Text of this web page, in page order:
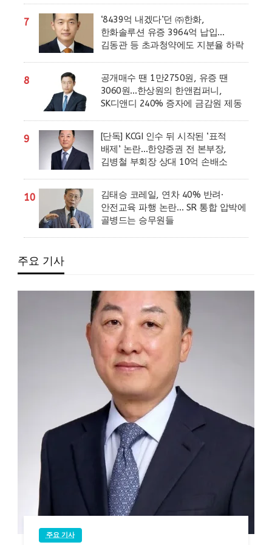
7
‘8439억 내겠다’던 ㈜한화,
한화솔루션 유증 3964억 납입…
김동관 등 초과청약에도 지분율 하락
8
공개매수 땐 1만2750원, 유증 땐
3060원…한상원의 한앤컴퍼니,
SK디앤디 240% 증자에 금감원 제동
9
[단독] KCGI 인수 뒤 시작된 ‘표적
배제’ 논란…한양증권 전 본부장,
김병철 부회장 상대 10억 손배소
10
김태승 코레일, 연차 40% 반려·
안전교육 파행 논란… SR 통합 압박에
골병드는 승무원들
주요 기사
주요 기사